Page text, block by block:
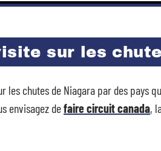
sur les
les chutes de Niagara par des pays
envisagez defaire circuit canada,